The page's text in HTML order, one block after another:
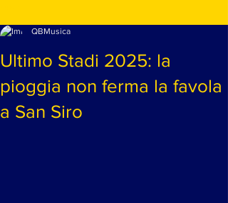
Ultimo Stadi 2025: la
pioggia non ferma la favola
a San Siro
QBMusica